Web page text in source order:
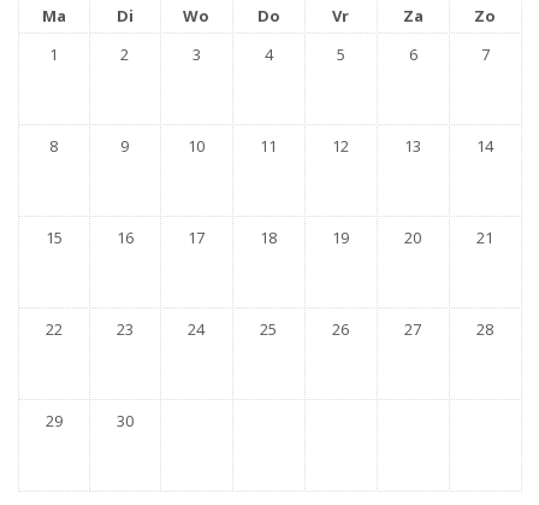
Ma Di Wo Do Vr Za
Zo
1
2 3 4 5 6 7
8 9 10 11 12 13 14
15 16 17 18 19 20 21
22 23 24 25 26 27 28
29 30